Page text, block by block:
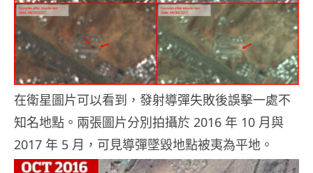
在衛星圖片可以看到，發射導彈失敗後誤擊一處不
知名地點。兩張圖片分別拍攝於 2016 年 10 月與
2017 年 5 月，可見導彈墜毀地點被夷為平地。